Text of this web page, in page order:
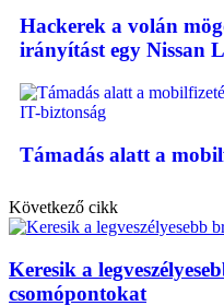
Hackerek a volán
irányítást egy Nissan
IT-biztonság
Támadás alatt a
Következő cikk
Keresik a
csomópontokat